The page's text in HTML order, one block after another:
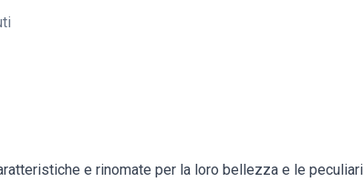
e rinomate per la loro bellezza e le peculiari